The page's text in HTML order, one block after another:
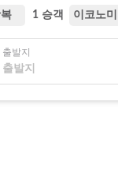
1 승객 이코노미
출발지